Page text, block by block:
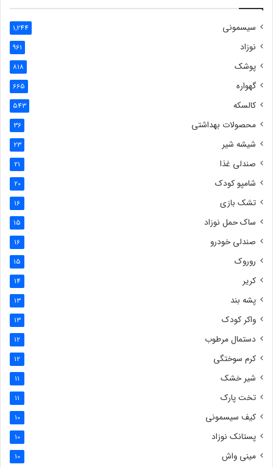
سیسمونی 1,244
نوزاد 961
پوشک 818
گهواره 665
کالسکه 543
محصولات بهداشتی 36
شیشه شیر 23
صندلی غذا 21
شامپو کودک 20
تشک بازی 16
ساک حمل نوزاد 15
صندلی خودرو 16
روروک 15
کریر 14
پشه بند 13
واکر کودک 13
دستمال مرطوب 12
کرم سوختگی 12
شیر خشک 11
تخت پارک 11
کیف سیسمونی 10
پستانک نوزاد 10
مینی واش 10